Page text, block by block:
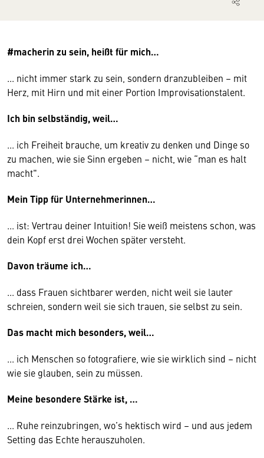
#macherin zu sein, heißt für mich…
... nicht immer stark zu sein, sondern dranzubleiben – mit
Herz, mit Hirn und mit einer Portion Improvisationstalent.
Ich bin selbständig, weil…
... ich Freiheit brauche, um kreativ zu denken und Dinge so
zu machen, wie sie Sinn ergeben – nicht, wie “man es halt
macht".
Mein Tipp für Unternehmerinnen…
... ist: Vertrau deiner Intuition! Sie weiß meistens schon, was
dein Kopf erst drei Wochen später versteht.
Davon träume ich…
... dass Frauen sichtbarer werden, nicht weil sie lauter
schreien, sondern weil sie sich trauen, sie selbst zu sein.
Das macht mich besonders, weil…
... ich Menschen so fotografiere, wie sie wirklich sind – nicht
wie sie glauben, sein zu müssen.
Meine besondere Stärke ist, …
... Ruhe reinzubringen, wo’s hektisch wird – und aus jedem
Setting das Echte herauszuholen.